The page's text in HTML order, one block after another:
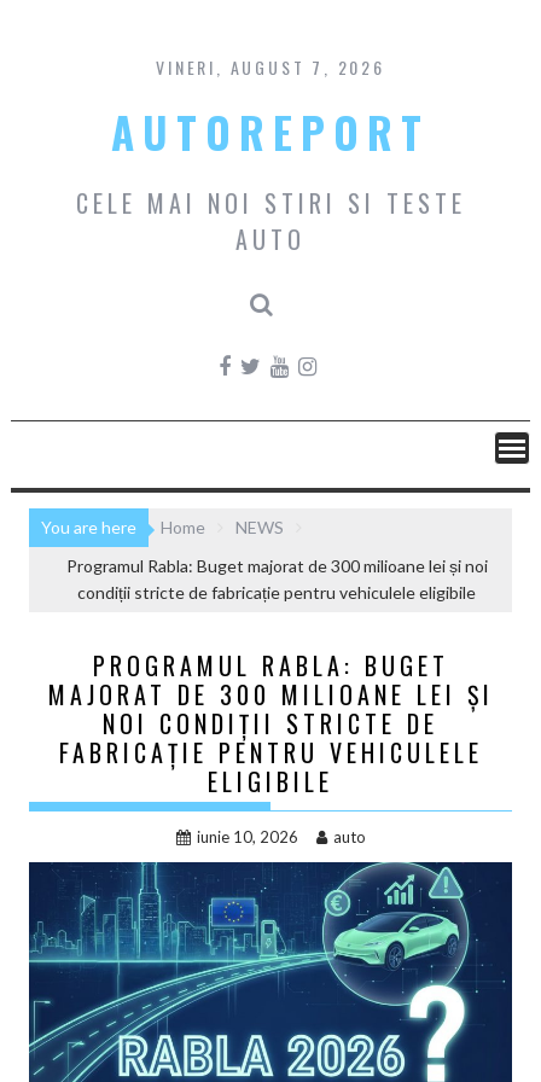
content
VINERI, AUGUST 7, 2026
AUTOREPORT
CELE MAI NOI STIRI SI TESTE
AUTO
You are here Home
NEWS
Programul Rabla: Buget majorat de 300 milioane lei și noi
condiții stricte de fabricație pentru vehiculele eligibile
PROGRAMUL RABLA: BUGET
MAJORAT DE 300 MILIOANE LEI ȘI
NOI CONDIȚII STRICTE DE
FABRICAȚIE PENTRU VEHICULELE
ELIGIBILE
iunie 10, 2026 auto